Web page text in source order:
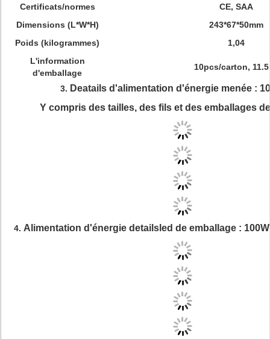
Certificats/normes
CE, SAA
Dimensions (L*W*H)
243*67*50mm
Poids (kilogrammes)
1,04
L'information
d'emballage
10pcs/carton,
3. Deatails d'alimentation d'énergie menée :
Y compris des tailles, des fils et des emballages
4. Alimentation d'énergie detailsled de emballage :